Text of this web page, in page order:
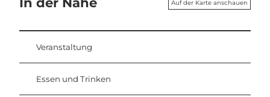
Auf der Karte anschauen
Veranstaltung
Essen und Trinken